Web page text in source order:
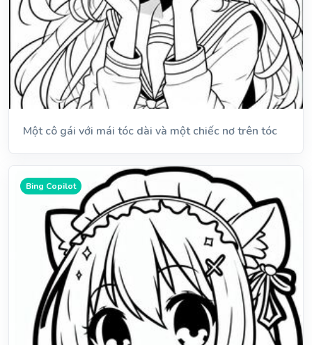
Một cô gái với mái tóc dài và một chiếc nơ trên tóc
Bing Copilot